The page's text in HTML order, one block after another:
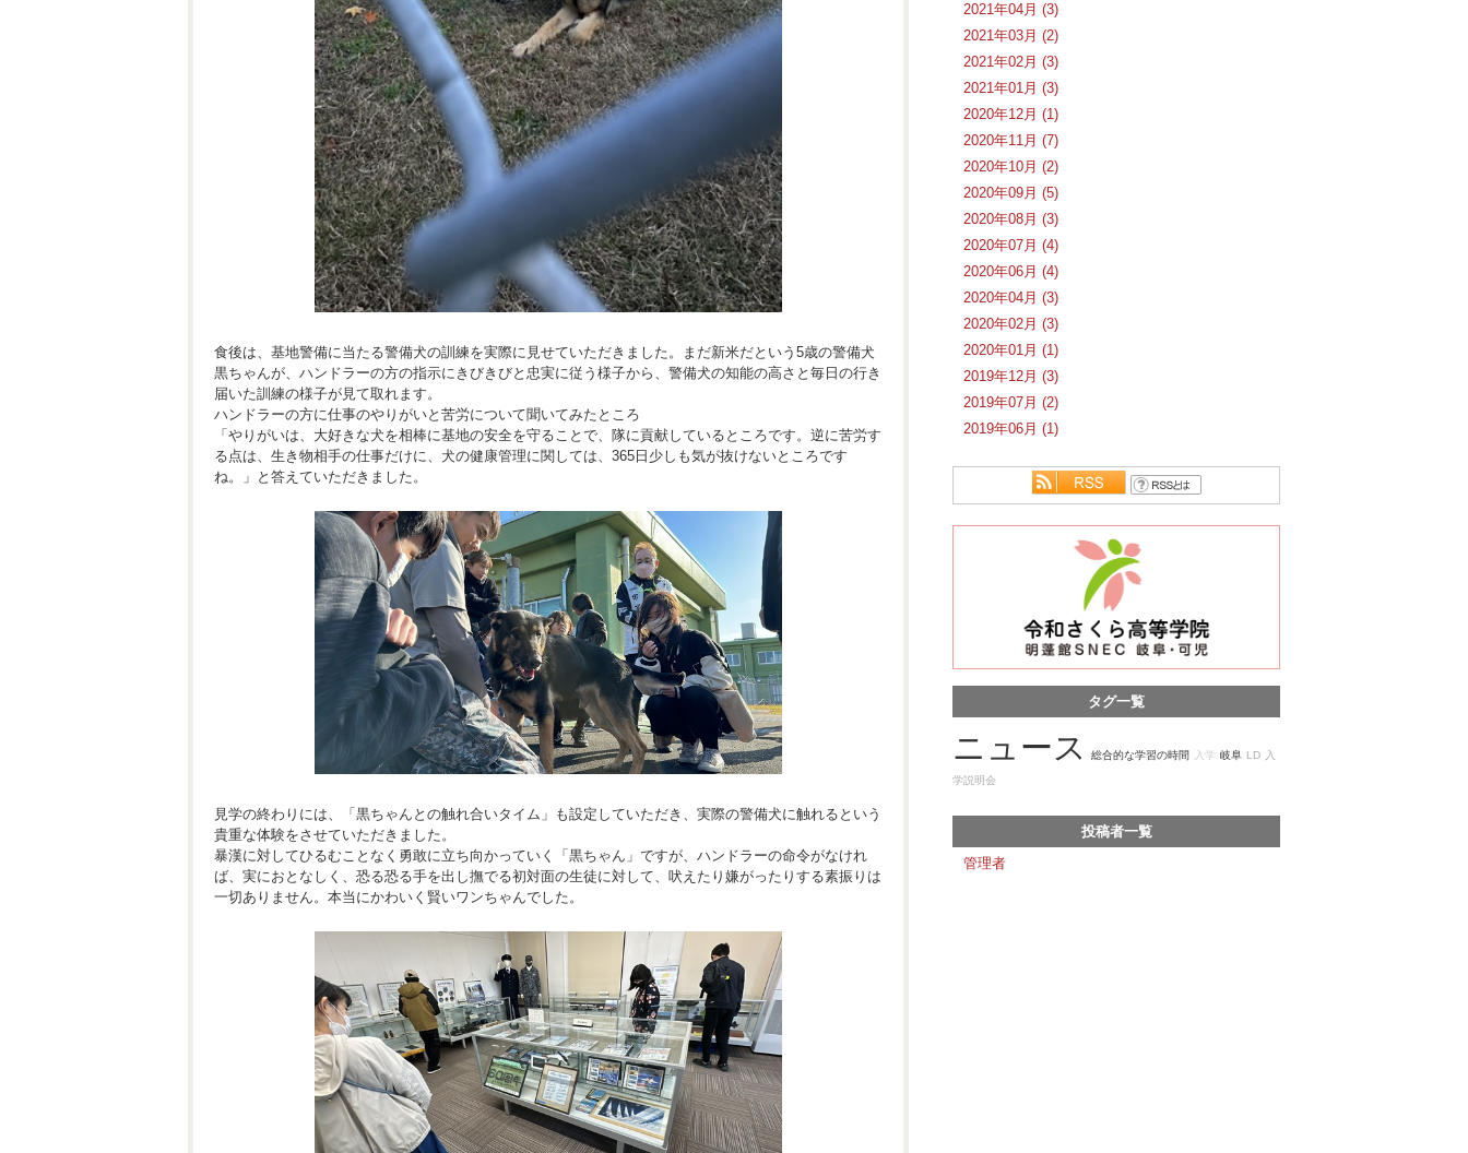
食後は、基地警備に当たる警備犬の訓練を実際に見せていただきました。まだ新米だという5歳の警備犬
黒ちゃんが、ハンドラーの方の指示にきびきびと忠実に従う様子から、警備犬の知能の高さと毎日の行き
届いた訓練の様子が見て取れます。
ハンドラーの方に仕事のやりがいと苦労について聞いてみたところ
「やりがいは、大好きな犬を相棒に基地の安全を守ることで、隊に貢献しているところです。逆に苦労す
る点は、生き物相手の仕事だけに、犬の健康管理に関しては、365日少しも気が抜けないところです
ね。」と答えていただきました。
見学の終わりには、「黒ちゃんとの触れ合いタイム」も設定していただき、実際の警備犬に触れるという
貴重な体験をさせていただきました。
暴漢に対してひるむことなく勇敢に立ち向かっていく「黒ちゃん」ですが、ハンドラーの命令がなけれ
ば、実におとなしく、恐る恐る手を出し撫でる初対面の生徒に対して、吠えたり嫌がったりする素振りは
一切ありません。本当にかわいく賢いワンちゃんでした。
2021年04月 (3)
2021年03月 (2)
2021年02月 (3)
2021年01月 (3)
2020年12月 (1)
2020年11月 (7)
2020年10月 (2)
2020年09月 (5)
2020年08月 (3)
2020年07月 (4)
2020年06月 (4)
2020年04月 (3)
2020年02月 (3)
2020年01月 (1)
2019年12月 (3)
2019年07月 (2)
2019年06月 (1)
タグ一覧
ニュース 総合的な学習の時間 入学 岐阜 LD 入
学説明会
投稿者一覧
管理者